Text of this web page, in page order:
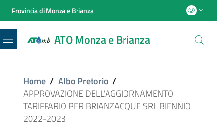
Provincia di Monza e Brianza
ATO Monza e Brianza
Menu
Home / Albo Pretorio /
APPROVAZIONE DELL'AGGIORNAMENTO
TARIFFARIO PER BRIANZACQUE SRL BIENNIO
2022-2023